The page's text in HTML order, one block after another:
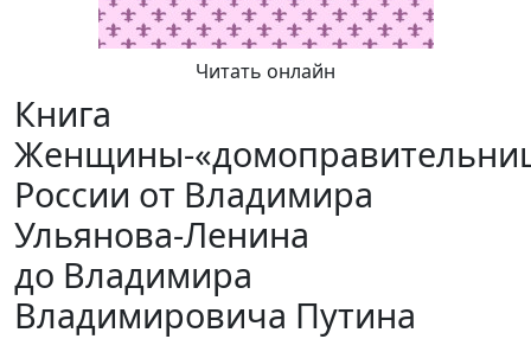
Читать онлайн
Книга
Женщины-
России от Владимира
Ульянова-Ленина
до Владимира
Владимировича Путина